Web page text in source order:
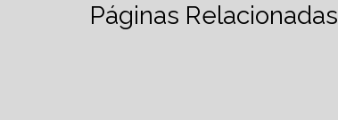
Páginas Relacionadas